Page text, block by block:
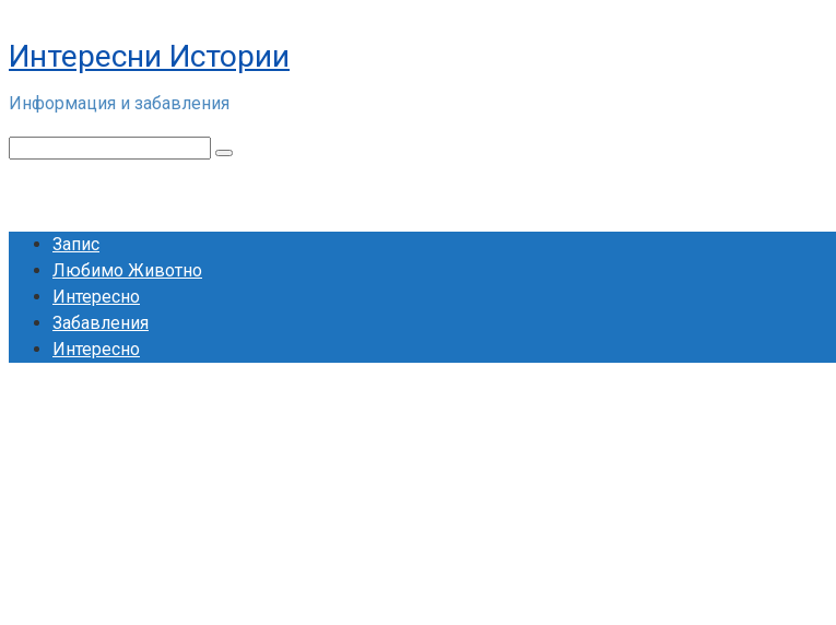
to
content
Интересни Истории
Информация и забавления
Запис
Любимо Животно
Интересно
Забавления
Интересно